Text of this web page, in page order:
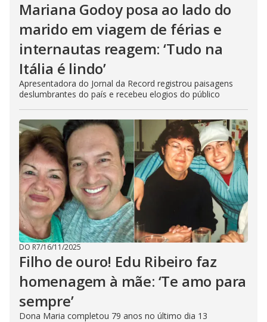
Mariana Godoy posa ao lado do
marido em viagem de férias e
internautas reagem: ‘Tudo na
Itália é lindo’
Apresentadora do Jornal da Record registrou paisagens
deslumbrantes do país e recebeu elogios do público
DO R7/16/11/2025
Filho de ouro! Edu Ribeiro faz
homenagem à mãe: ‘Te amo para
sempre’
Dona Maria completou 79 anos no último dia 13